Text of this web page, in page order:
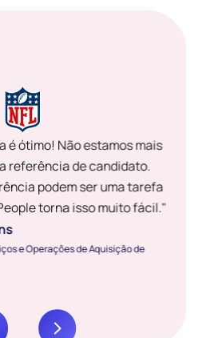
é ótimo! Não estamos mais
referência de candidato.
podem ser uma tarefa
torna isso muito fácil."
e Operações de Aquisição de